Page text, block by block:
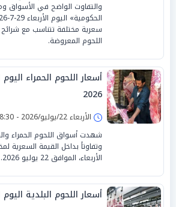
والتفاوت الواضح في الأسواق
سعرية مختلفة تتناسب مع
اللحوم المعروضة.
2026
الأربعاء 22/يوليو/2026 - 08:30 ص
شهدت أسواق اللحوم الحمراء
وتفاوتاً بداخل القيمة السعرية
الأربعاء، الموافق 22 يوليو 2026.
أسعار اللحوم البلدية اليوم